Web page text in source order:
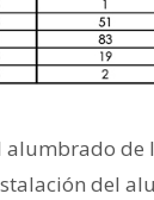
de
del